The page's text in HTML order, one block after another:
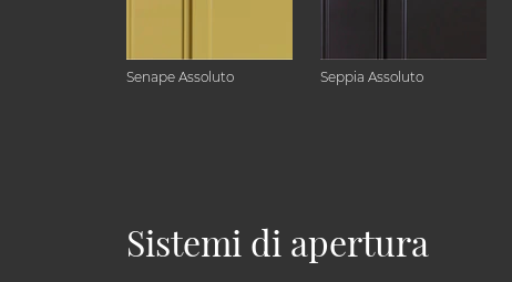
Senape Assoluto Seppia Assoluto
Sistemi di apertura